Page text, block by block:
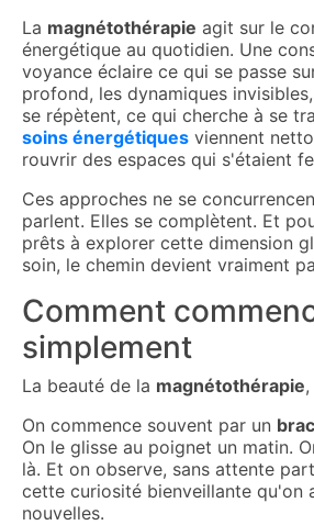
La magnétothérapie agit sur le
énergétique au quotidien. Une
voyance éclaire ce qui se passe
profond, les dynamiques
se répètent, ce qui cherche à se
soins énergétiques viennent
rouvrir des espaces qui s'étaient
Ces approches ne se
parlent. Elles se complètent. Et
prêts à explorer cette dimension
soin, le chemin devient vraiment
Comment
simplement
La beauté de la magnétothérapie
On commence souvent par un
On le glisse au poignet un matin.
là. Et on observe, sans attente
cette curiosité bienveillante qu'on
nouvelles.